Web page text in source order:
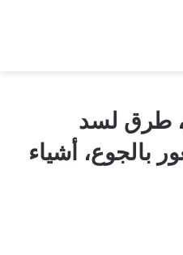
طرق لسد
بالجوع، أشياء